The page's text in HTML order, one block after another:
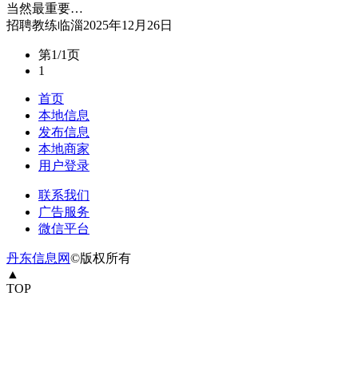
当然最重要…
招聘教练临淄2025年12月26日
第1/1页
1
首页
本地信息
发布信息
本地商家
用户登录
联系我们
广告服务
微信平台
丹东信息网©版权所有
▲
TOP